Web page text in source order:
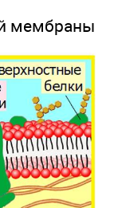
мембраны